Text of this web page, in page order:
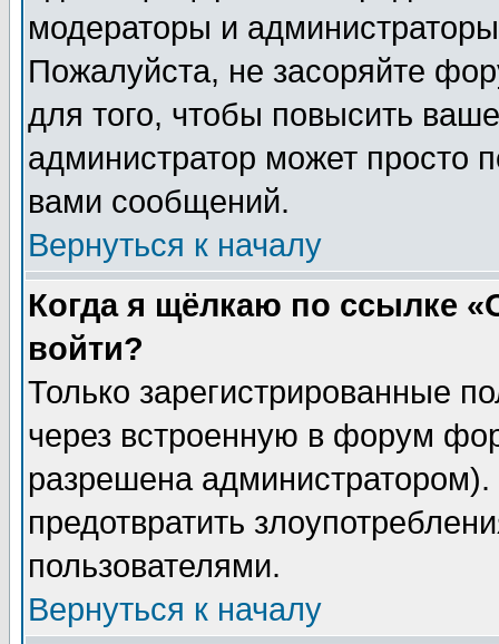
модераторы и
Пожалуйста, не засоряйте
для того, чтобы повысить
администратор может просто
вами сообщений.
Вернуться к началу
Когда я щёлкаю по ссылке
войти?
Только зарегистрированные
через встроенную в форум
разрешена
предотвратить
пользователями.
Вернуться к началу